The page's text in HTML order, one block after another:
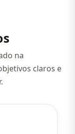
na
claros e